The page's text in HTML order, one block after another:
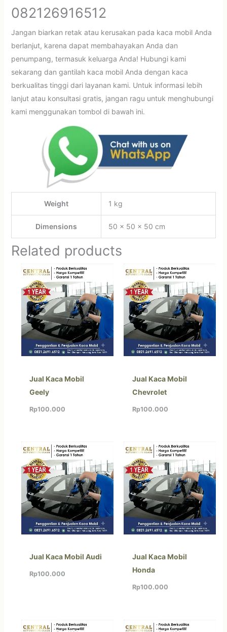
082126916512
Jangan biarkan retak atau kerusakan pada kaca mobil Anda
berlanjut, karena dapat membahayakan Anda dan
penumpang, termasuk keluarga Anda! Hubungi kami
sekarang dan gantilah kaca mobil Anda dengan kaca
berkualitas tinggi dari layanan kami. Untuk informasi lebih
lanjut atau konsultasi gratis, jangan ragu untuk menghubungi
kami menggunakan tombol di bawah ini.
Weight 1 kg
Dimensions 50 × 50 × 50 cm
Related products
Jual Kaca Mobil
Geely
Rp100.000
Jual Kaca Mobil
Chevrolet
Rp100.000
Jual Kaca Mobil Audi
Rp100.000
Jual Kaca Mobil
Honda
Rp100.000